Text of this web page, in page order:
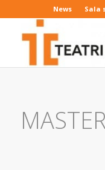
News Sala